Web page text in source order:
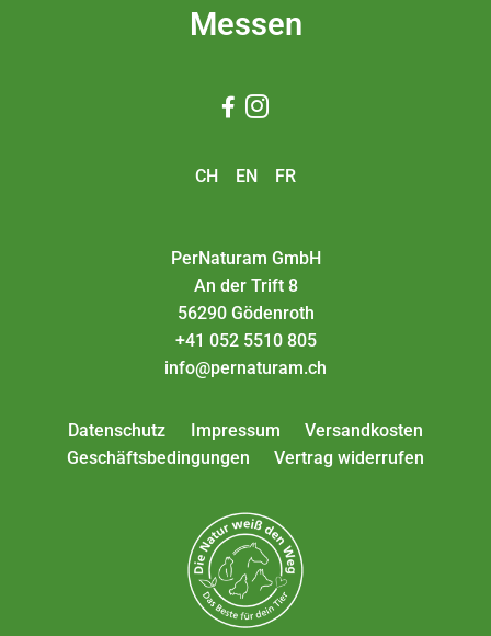
Messen
 
CH EN FR
PerNaturam GmbH
An der Trift 8
56290 Gödenroth
+41 052 5510 805
info@pernaturam.ch
Datenschutz Impressum
Versandkosten
Geschäftsbedingungen
Vertrag widerrufen